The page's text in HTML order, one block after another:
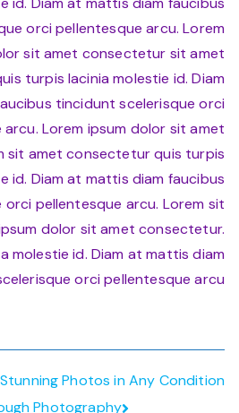
orci pellentesque arcu. Lorem
sit amet consectetur sit amet
turpis lacinia molestie id. Diam
tincidunt scelerisque orci
Lorem ipsum dolor sit amet
sit amet consectetur quis turpis
id. Diam at mattis diam faucibus
pellentesque arcu. Lorem sit
dolor sit amet consectetur.
molestie id. Diam at mattis diam
orci pellentesque arcu.
تصفّح
Photos in Any Condition
Photography